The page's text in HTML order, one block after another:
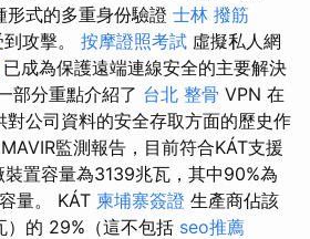
形式的多重身份驗證 士林 撥筋
攻擊。 按摩證照考試 虛擬私人網
已成為保護遠端連線安全的主要解決
部分重點介紹了 台北 整骨 VPN 在
對公司資料的安全存取方面的歷史作
監測報告，目前符合KÁT支援
裝置容量為3139兆瓦，其中90%為
量。 KÁT 柬埔寨簽證 生產商佔該
）的 29%（這不包括 seo推薦